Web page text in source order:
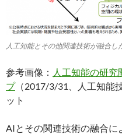
人工知能とその他関連技術が融合し
参考画像： 人工知能の研
プ（2017/3/31、人工知能
ット
AIとその関連技術の融合